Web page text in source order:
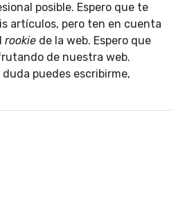
posible. Espero que te
artículos, pero ten en cuenta
rookie de la web. Espero que
de nuestra web.
puedes escribirme,